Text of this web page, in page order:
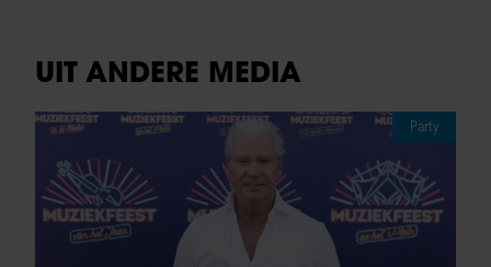
UIT ANDERE MEDIA
Party